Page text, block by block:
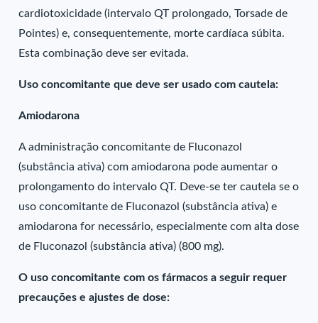
cardiotoxicidade (intervalo QT prolongado, Torsade de
Pointes) e, consequentemente, morte cardíaca súbita.
Esta combinação deve ser evitada.
Uso concomitante que deve ser usado com cautela:
Amiodarona
A administração concomitante de Fluconazol
(substância ativa) com amiodarona pode aumentar o
prolongamento do intervalo QT. Deve-se ter cautela se o
uso concomitante de Fluconazol (substância ativa) e
amiodarona for necessário, especialmente com alta dose
de Fluconazol (substância ativa) (800 mg).
O uso concomitante com os fármacos a seguir requer
precauções e ajustes de dose: